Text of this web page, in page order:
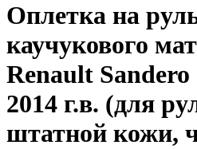
Оплетка на
каучукового
Renault
2014 г.в. (для
штатной кожи,